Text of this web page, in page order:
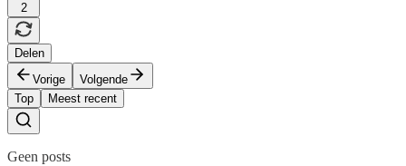
2
Delen
Vorige
Volgende
Top
Meest recent
Geen posts